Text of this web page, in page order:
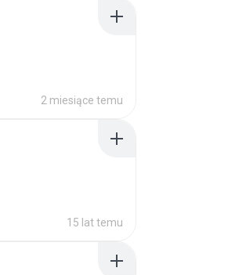
2 miesiące temu
15 lat temu